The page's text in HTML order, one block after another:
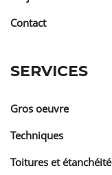
Contact
SERVICES
Gros oeuvre
Techniques
Toitures et étanchéité